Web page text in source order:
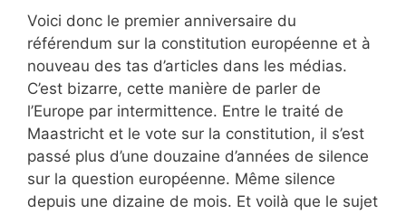
Voici donc le premier anniversaire du
référendum sur la constitution européenne et à
nouveau des tas d’articles dans les médias.
C’est bizarre, cette manière de parler de
l’Europe par intermittence. Entre le traité de
Maastricht et le vote sur la constitution, il s’est
passé plus d’une douzaine d’années de silence
sur la question européenne. Même silence
depuis une dizaine de mois. Et voilà que le sujet